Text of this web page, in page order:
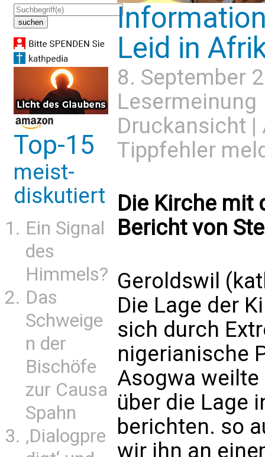
Top-15
meist-
diskutiert
Ein Signal
des
Himmels?
Das
Schweige
n der
Bischöfe
zur Causa
Spahn
‚Dialogpre
Leid in
8. September
Lesermeinung
Druckansicht |
Tippfehler
Die Kirche mit
Bericht von
Geroldswil
Die Lage der
sich durch
nigerianische
Asogwa
über die Lage
berichten. so
wir ihn an